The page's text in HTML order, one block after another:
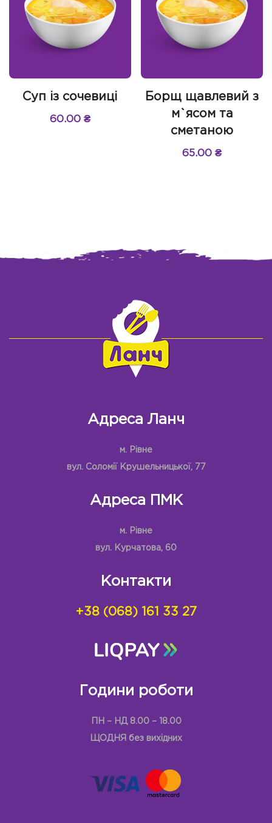
Суп із сочевиці
60.00 ₴
Борщ щавлевий з
м`ясом та
сметаною
65.00₴
Адреса Ланч
м. Рівне
вул. Соломії Крушельницької, 77
Адреса ПМК
м. Рівне
вул. Курчатова, 60
Контакти
+38 (068) 161 33 27
Години роботи
ПН – НД 8.00 – 18.00
ЩОДНЯ без вихідних